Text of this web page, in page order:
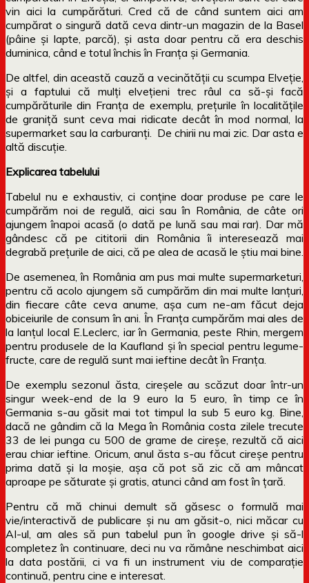
vin aici la cumpărături. Cred că de când suntem aici am
cumpărat o singură dată ceva dintr-un magazin de la Basel
(pâine și lapte, parcă), și asta doar pentru că era deschis
duminica, când e totul închis în Franța și Germania.
De altfel, din această cauză a vecinătății cu scumpa Elveție,
și a faptului că mulți elvețieni trec râul ca să-și facă
cumpărăturile din Franța de exemplu, prețurile în localitățile
de graniță sunt ceva mai ridicate decât în mod normal, la
supermarket sau la carburanți. De chirii nu mai zic. Dar asta e
altă discuție.
Explicarea tabelului
Tabelul nu e exhaustiv, ci conține doar produse pe care le
cumpărăm noi de regulă, aici sau în România, de câte ori
ajungem înapoi acasă (o dată pe lună sau mai rar). Dar mă
gândesc că pe cititorii din România îi interesează mai
degrabă prețurile de aici, că pe alea de acasă le știu mai bine.
De asemenea, în România am pus mai multe supermarketuri,
pentru că acolo ajungem să cumpărăm din mai multe lanțuri,
din fiecare câte ceva anume, așa cum ne-am făcut deja
obiceiurile de consum în ani. În Franța cumpărăm mai ales de
la lanțul local E.Leclerc, iar în Germania, peste Rhin, mergem
pentru produsele de la Kaufland și în special pentru legume-
fructe, care de regulă sunt mai ieftine decât în Franța.
De exemplu sezonul ăsta, cireșele au scăzut doar într-un
singur week-end de la 9 euro la 5 euro, în timp ce în
Germania s-au găsit mai tot timpul la sub 5 euro kg. Bine,
dacă ne gândim că la Mega în România costa zilele trecute
33 de lei punga cu 500 de grame de cireșe, rezultă că aici
erau chiar ieftine. Oricum, anul ăsta s-au făcut cireșe pentru
prima dată și la moșie, așa că pot să zic că am mâncat
aproape pe săturate și gratis, atunci când am fost în țară.
Pentru că mă chinui demult să găsesc o formulă mai
vie/interactivă de publicare și nu am găsit-o, nici măcar cu
AI-ul, am ales să pun tabelul pun în google drive și să-l
completez în continuare, deci nu va rămâne neschimbat aici
la data postării, ci va fi un instrument viu de comparație
continuă, pentru cine e interesat.